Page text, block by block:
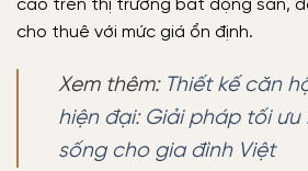
cao trên thị trường bất động sản,
cho thuê với mức giá ổn định.
Xem thêm: Thiết kế căn
hiện đại: Giải pháp tối ưu
sống cho gia đình Việt